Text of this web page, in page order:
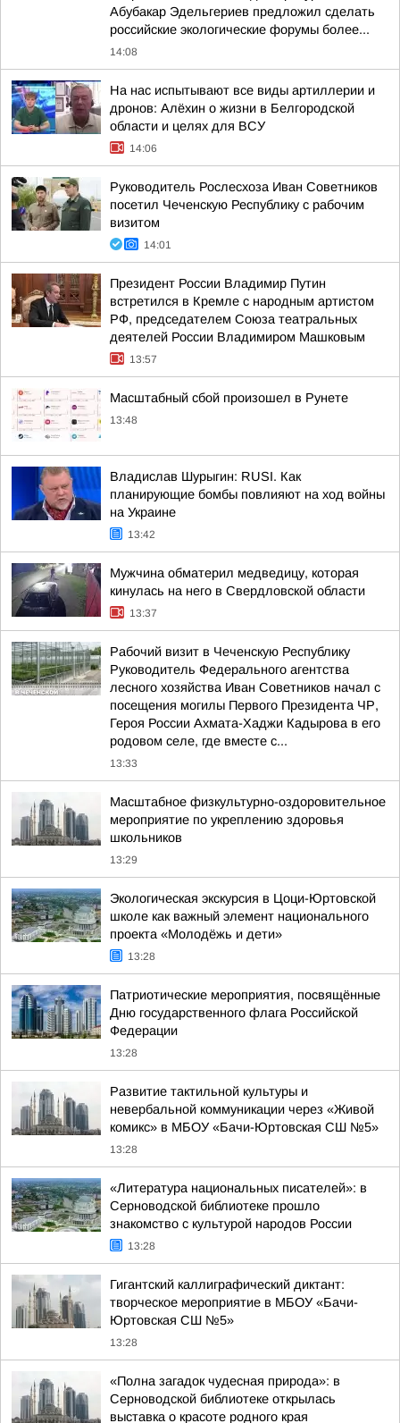
Абубакар Эдельгериев предложил сделать
российские экологические форумы более...
14:08
На нас испытывают все виды артиллерии и
дронов: Алёхин о жизни в Белгородской
области и целях для ВСУ
14:06
Руководитель Рослесхоза Иван Советников
посетил Чеченскую Республику с рабочим
визитом
14:01
Президент России Владимир Путин
встретился в Кремле с народным артистом
РФ, председателем Союза театральных
деятелей России Владимиром Машковым
13:57
Масштабный сбой произошел в Рунете
13:48
Владислав Шурыгин: RUSI. Как
планирующие бомбы повлияют на ход войны
на Украине
13:42
Мужчина обматерил медведицу, которая
кинулась на него в Свердловской области
13:37
Рабочий визит в Чеченскую Республику
Руководитель Федерального агентства
лесного хозяйства Иван Советников начал с
посещения могилы Первого Президента ЧР,
Героя России Ахмата-Хаджи Кадырова в его
родовом селе, где вместе с...
13:33
Масштабное физкультурно-оздоровительное
мероприятие по укреплению здоровья
школьников
13:29
Экологическая экскурсия в Цоци-Юртовской
школе как важный элемент национального
проекта «Молодёжь и дети»
13:28
Патриотические мероприятия, посвящённые
Дню государственного флага Российской
Федерации
13:28
Развитие тактильной культуры и
невербальной коммуникации через «Живой
комикс» в МБОУ «Бачи-Юртовская СШ №5»
13:28
«Литература национальных писателей»: в
Серноводской библиотеке прошло
знакомство с культурой народов России
13:28
Гигантский каллиграфический диктант:
творческое мероприятие в МБОУ «Бачи-
Юртовская СШ №5»
13:28
«Полна загадок чудесная природа»: в
Серноводской библиотеке открылась
выставка о красоте родного края